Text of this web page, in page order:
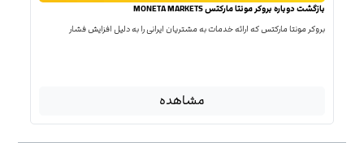
بازگشت دوباره بروکر مونتا مارکتس MONETA MARKETS
بروکر مونتا مارکتس که ارائه خدمات به مشتریان ایرانی را به دلیل افزایش فشار
مشاهده